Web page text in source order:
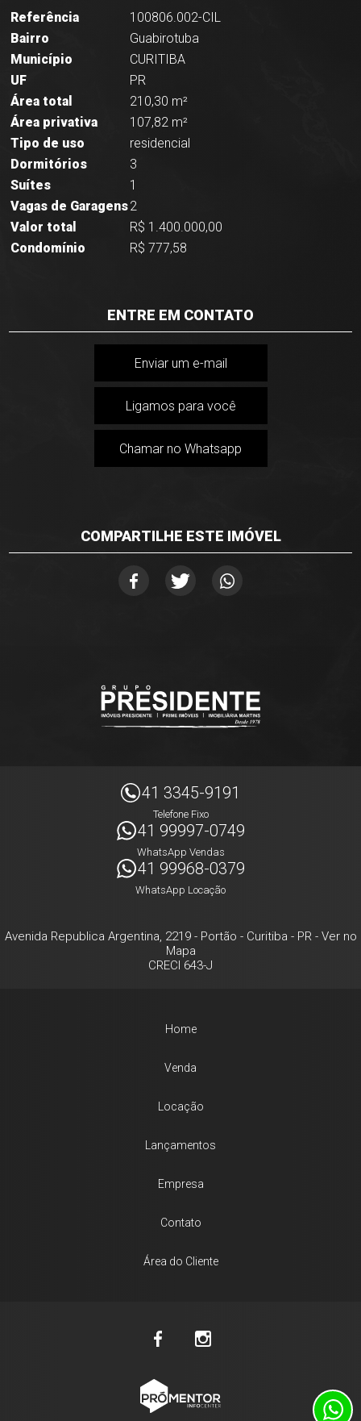
Referência
100806.002-CIL
Bairro
Guabirotuba
Município
CURITIBA
UF
PR
Área total
210,30 m²
Área privativa
107,82 m²
Tipo de uso
residencial
Dormitórios
3
Suítes
1
Vagas de Garagens2
Valor total
R$ 1.400.000,00
Condomínio
R$ 777,58
ENTRE EM CONTATO
Enviar um e-mail
Ligamos para você
Chamar no Whatsapp
COMPARTILHE ESTE IMÓVEL
41 3345-9191
Telefone Fixo
41 99997-0749
WhatsApp Vendas
41 99968-0379
WhatsApp Locação
Avenida Republica Argentina, 2219- Portão - Curitiba - PR- Ver no
Mapa
CRECI 643-J
Home
Venda
Locação
Lançamentos
Empresa
Contato
Área do Cliente